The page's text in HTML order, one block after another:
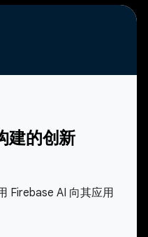
建的创新
Firebase AI 向其应用